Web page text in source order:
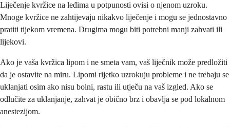
Liječenje kvržice na leđima u potpunosti ovisi o njenom uzroku.
Mnoge kvržice ne zahtijevaju nikakvo liječenje i mogu se jednostavno
pratiti tijekom vremena. Drugima mogu biti potrebni manji zahvati ili
lijekovi.
Ako je vaša kvržica lipom i ne smeta vam, vaš liječnik može predložiti
da je ostavite na miru. Lipomi rijetko uzrokuju probleme i ne trebaju se
uklanjati osim ako nisu bolni, rastu ili utječu na vaš izgled. Ako se
odlučite za uklanjanje, zahvat je obično brz i obavlja se pod lokalnom
anestezijom.